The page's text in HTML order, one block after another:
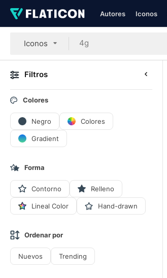
Autores Iconos
Iconos
Filtros
Colores
Negro Colores
Gradient
Forma
Contorno Relleno
Lineal Color Hand-drawn
Ordenar por
Nuevos Trending